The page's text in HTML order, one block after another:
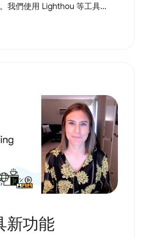
我們使用 Lighthou 等工具...
新功能